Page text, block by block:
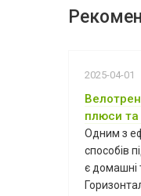
2025-04-01
плюси та
Одним з
способів
є домашні